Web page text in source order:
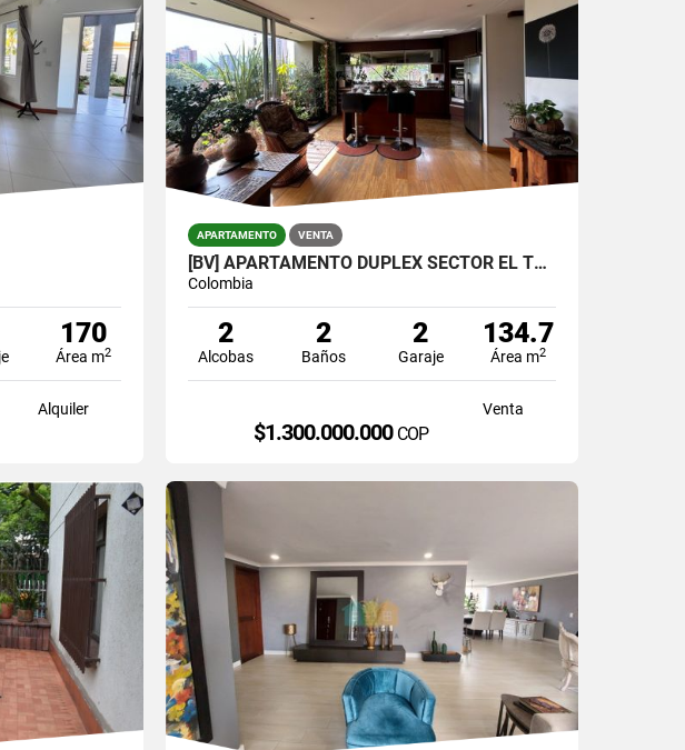
170
Área m2
Alquiler
APARTAMENTO VENTA
[BV] APARTAMENTO DÚPLEX SECTOR EL TESORO, EL POBLADO, MEDELLÍN
Colombia
2
Alcobas
2
Baños
2
Garaje
134.7
Área m2
Venta
$1.300.000.000 COP